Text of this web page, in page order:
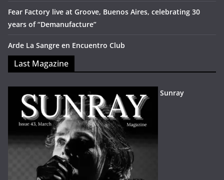
Fear Factory live at Groove, Buenos Aires, celebrating 30
years of “Demanufacture”
Arde La Sangre en Encuentro Club
Last Magazine
Sunray